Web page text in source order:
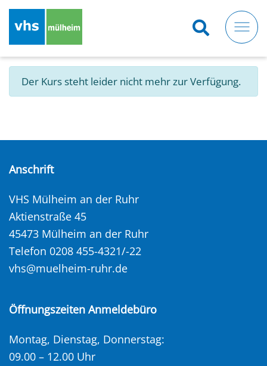
Der Kurs steht leider nicht mehr zur Verfügung.
Anschrift
VHS Mülheim an der Ruhr
Aktienstraße 45
45473 Mülheim an der Ruhr
Telefon 0208 455-4321/-22
vhs@muelheim-ruhr.de
Öffnungszeiten Anmeldebüro
Montag, Dienstag, Donnerstag:
09.00 – 12.00 Uhr